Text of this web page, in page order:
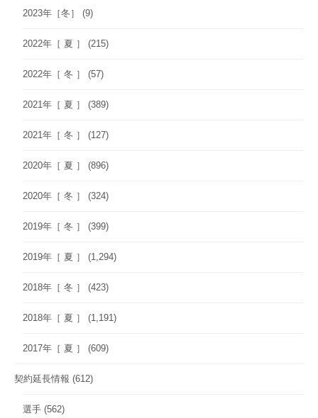
2023年［冬］ (9)
2022年［ 夏 ］ (215)
2022年［ 冬 ］ (57)
2021年［ 夏 ］ (389)
2021年［ 冬 ］ (127)
2020年［ 夏 ］ (896)
2020年［ 冬 ］ (324)
2019年［ 冬 ］ (399)
2019年［ 夏 ］ (1,294)
2018年［ 冬 ］ (423)
2018年［ 夏 ］ (1,191)
2017年［ 夏 ］ (609)
契約延長情報 (612)
選手 (562)